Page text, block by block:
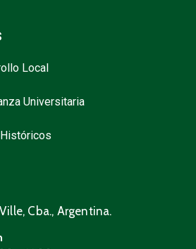
Local
Universitaria
Cba., Argentina.